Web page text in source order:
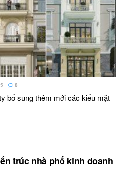
8
bổ sung thêm mới các kiểu mặt
trúc nhà phố kinh doanh